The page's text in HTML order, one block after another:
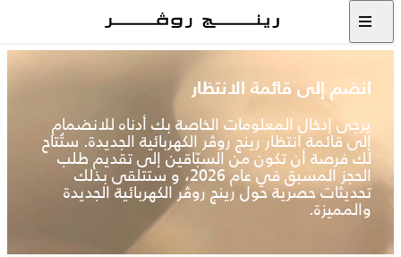
انضم إلى قائمة الانتظار
يرجى إدخال المعلومات الخاصة بك أدناه للانضمام
إلى قائمة انتظار رينج روڤر الكهربائية الجديدة. ستُتاح
لك فرصة أن تكون من السبّاقين إلى تقديم طلب
الحجز المسبق في عام 2026، و ستتلقى بذلك
تحديثات حصرية حول رينج روڤر الكهربائية الجديدة
والمميزة.